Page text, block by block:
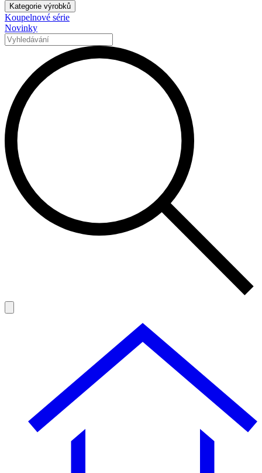
Kategorie výrobků
Koupelnové série
Novinky